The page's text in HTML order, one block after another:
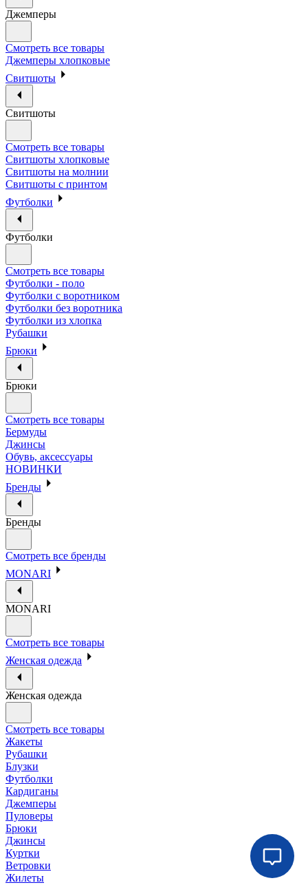
Джемперы
Смотреть все товары
Джемперы хлопковые
Свитшоты
Свитшоты
Смотреть все товары
Свитшоты хлопковые
Свитшоты на молнии
Свитшоты с принтом
Футболки
Футболки
Смотреть все товары
Футболки - поло
Футболки с воротником
Футболки без воротника
Футболки из хлопка
Рубашки
Брюки
Брюки
Смотреть все товары
Бермуды
Джинсы
Обувь, аксессуары
НОВИНКИ
Бренды
Бренды
Смотреть все бренды
MONARI
MONARI
Смотреть все товары
Женская одежда
Женская одежда
Смотреть все товары
Жакеты
Рубашки
Блузки
Футболки
Кардиганы
Джемперы
Пуловеры
Брюки
Джинсы
Куртки
Ветровки
Жилеты